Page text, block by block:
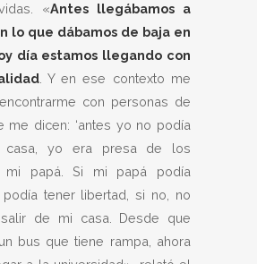
«Antes llegábamos a
lo que dábamos de baja en
día estamos llegando con
. Y en ese contexto me
con personas de
me dicen: ‘antes yo no podía
yo era presa de los
mi papá. Si mi papá podía
tener libertad, si no, no
de mi casa. Desde que
bus que tiene rampa, ahora